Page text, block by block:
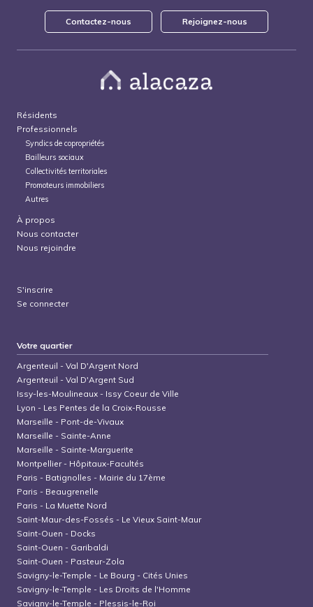
Contactez-nous Rejoignez-nous
Résidents
Professionnels
Syndics de copropriétés
Bailleurs sociaux
Collectivités territoriales
Promoteurs immobiliers
Autres
À propos
Nous contacter
Nous rejoindre
S'inscrire
Se connecter
Votre quartier
Argenteuil -Val D'Argent Nord
Argenteuil -Val D'Argent Sud
Issy-les-Moulineaux - Issy Coeur de Ville
Lyon - Les Pentes de la Croix-Rousse
Marseille - Pont-de-Vivaux
Marseille - Sainte-Anne
Marseille - Sainte-Marguerite
Montpellier- Hôpitaux-Facultés
Paris - Batignolles - Mairie du 17ème
Paris - Beaugrenelle
Paris - La Muette Nord
Saint-Maur-des-Fossés - Le Vieux Saint-Maur
Saint-Ouen - Docks
Saint-Ouen - Garibaldi
Saint-Ouen - Pasteur-Zola
Savigny-le-Temple - Le Bourg - Cités Unies
Savigny-le-Temple - Les Droits de l'Homme
Savigny-le-Temple - Plessis-le-Roi